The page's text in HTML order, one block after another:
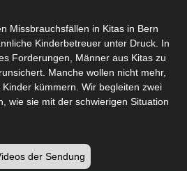
Missbrauchsfällen in Kitas in Bern
Kinderbetreuer unter Druck. In
Forderungen, Männer aus Kitas zu
Manche wollen nicht mehr,
kümmern. Wir begleiten zwei
wie sie mit der schwierigen Situation
der Sendung